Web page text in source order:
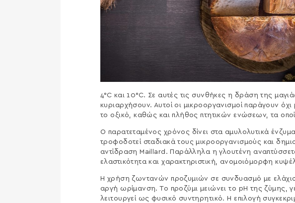
4°C και 10°C. Σε αυτές τις συνθήκες η δράση της
κυριαρχήσουν. Αυτοί οι μικροοργανισμοί παράγουν
το οξικό, καθώς και πλήθος πτητικών ενώσεων, τα
Ο παρατεταμένος χρόνος δίνει στα αμυλολυτικά
τροφοδοτεί σταδιακά τους μικροοργανισμούς και
αντίδραση Maillard. Παράλληλα η γλουτένη
ελαστικότητα και χαρακτηριστική, ανομοιόμορφη
Η χρήση ζωντανών προζυμιών σε συνδυασμό με
αργή ωρίμανση. Το προζύμι μειώνει το pH της ζύμης,
λειτουργεί ως φυσικό συντηρητικό. Η επιλογή